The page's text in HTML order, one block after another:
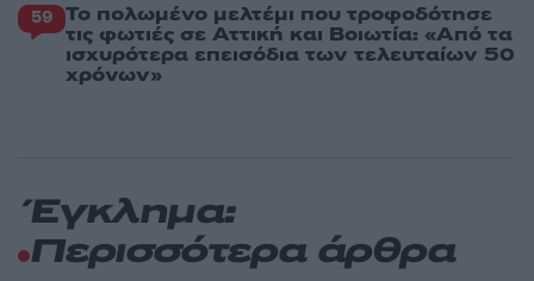
59 Το πολωμένο μελτέμι που τροφοδότησε
τις φωτιές σε Αττική και Βοιωτία: «Από τα
ισχυρότερα επεισόδια των τελευταίων 50
χρόνων»
Έγκλημα:
Περισσότερα άρθρα